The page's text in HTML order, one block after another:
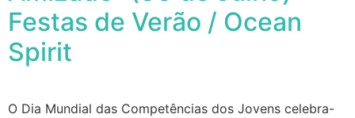
Festas de Verão / Ocean
Spirit
O Dia Mundial das Competências dos Jovens celebra-